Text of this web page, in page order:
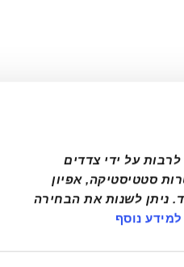
באתר זה, אלבר אוספת מידע באמצעות שימוש בקבצי COOKIES ("עוגיות"), לרבות על ידי צדדים
שלישיים, וזאת כדי לספק חוויית גלישה טובה תוך שמירת העדפותיך וכן למטרות סטטיסטיקה, אפיון
למידע נוסף